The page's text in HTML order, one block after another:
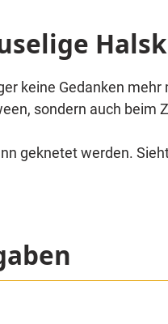
keine Gedanken
sondern auch
geknetet werden.